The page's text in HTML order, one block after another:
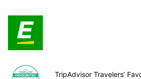
TripAdvisor Travelers’